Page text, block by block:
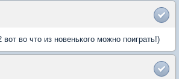
во что из новенького можно поиграть!)